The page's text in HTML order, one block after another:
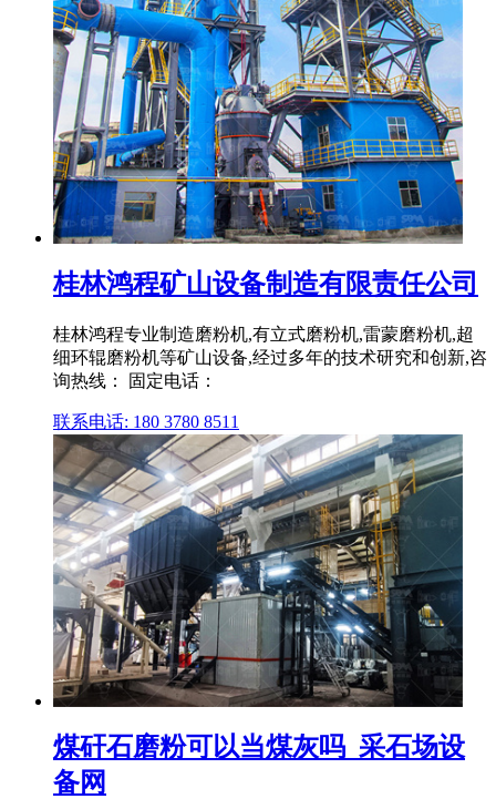
桂林鸿程矿山设备制造有限责任公司
桂林鸿程专业制造磨粉机,有立式磨粉机,雷蒙磨粉机,超
细环辊磨粉机等矿山设备,经过多年的技术研究和创新,咨
询热线： 固定电话：
联系电话: 180 3780 8511
煤矸石磨粉可以当煤灰吗_采石场设
备网